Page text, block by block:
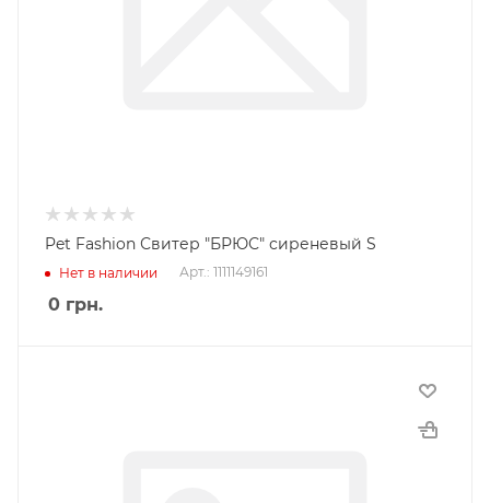
Pet Fashion Свитер "БРЮС" сиреневый S
Нет в наличии Арт.: 1111149161
0 грн.